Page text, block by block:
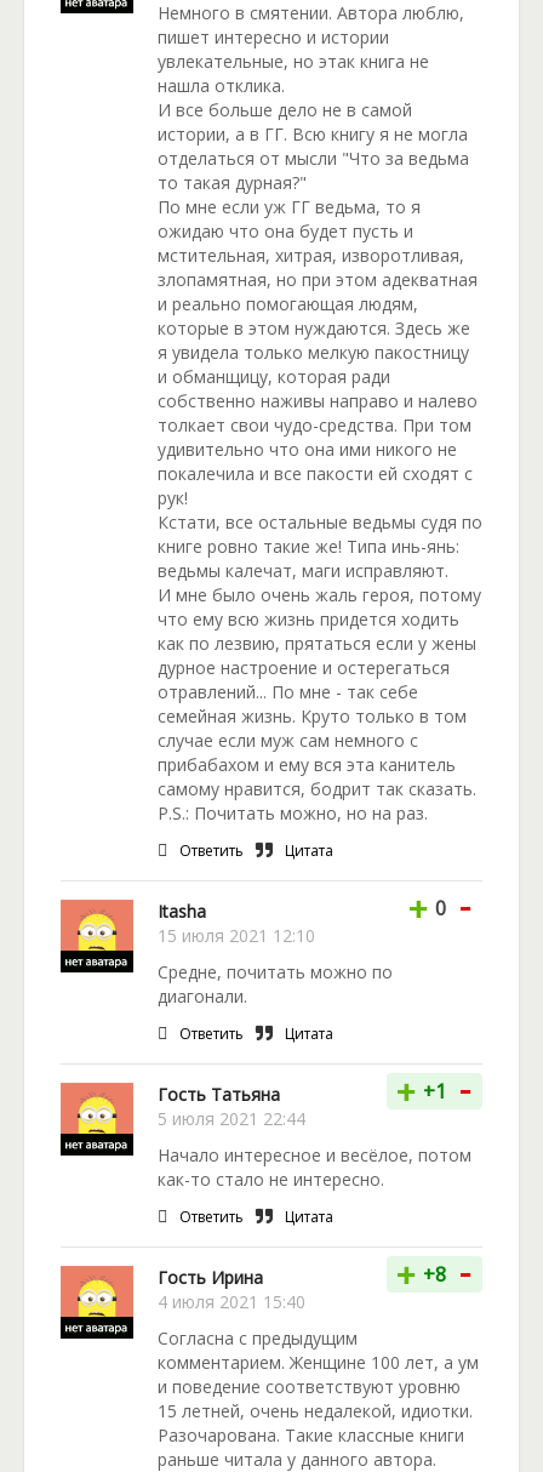
Немного в смятении. Автора люблю,
пишет интересно и истории
увлекательные, но этак книга не
нашла отклика.
И все больше дело не в самой
истории, а в ГГ. Всю книгу я не могла
отделаться от мысли "Что за ведьма
то такая дурная?"
По мне если уж ГГ ведьма, то я
ожидаю что она будет пусть и
мстительная, хитрая, изворотливая,
злопамятная, но при этом адекватная
и реально помогающая людям,
которые в этом нуждаются. Здесь же
я увидела только мелкую пакостницу
и обманщицу, которая ради
собственно наживы направо и налево
толкает свои чудо-средства. При том
удивительно что она ими никого не
покалечила и все пакости ей сходят с
рук!
Кстати, все остальные ведьмы судя по
книге ровно такие же! Типа инь-янь:
ведьмы калечат, маги исправляют.
И мне было очень жаль героя, потому
что ему всю жизнь придется ходить
как по лезвию, прятаться если у жены
дурное настроение и остерегаться
отравлений... По мне - так себе
семейная жизнь. Круто только в том
случае если муж сам немного с
прибабахом и ему вся эта канитель
самому нравится, бодрит так сказать.
P.S.: Почитать можно, но на раз.
Ответить Цитата
Itasha
15 июля 2021 12:10
+ 0 -
Средне, почитать можно по
диагонали.
Ответить Цитата
Гость Татьяна
5 июля 2021 22:44
+ +1 -
Начало интересное и весёлое, потом
как-то стало не интересно.
Ответить Цитата
Гость Ирина
4 июля 2021 15:40
+ +8 -
Согласна с предыдущим
комментарием. Женщине 100 лет, а ум
и поведение соответствуют уровню
15 летней, очень недалекой, идиотки.
Разочарована. Такие классные книги
раньше читала у данного автора.